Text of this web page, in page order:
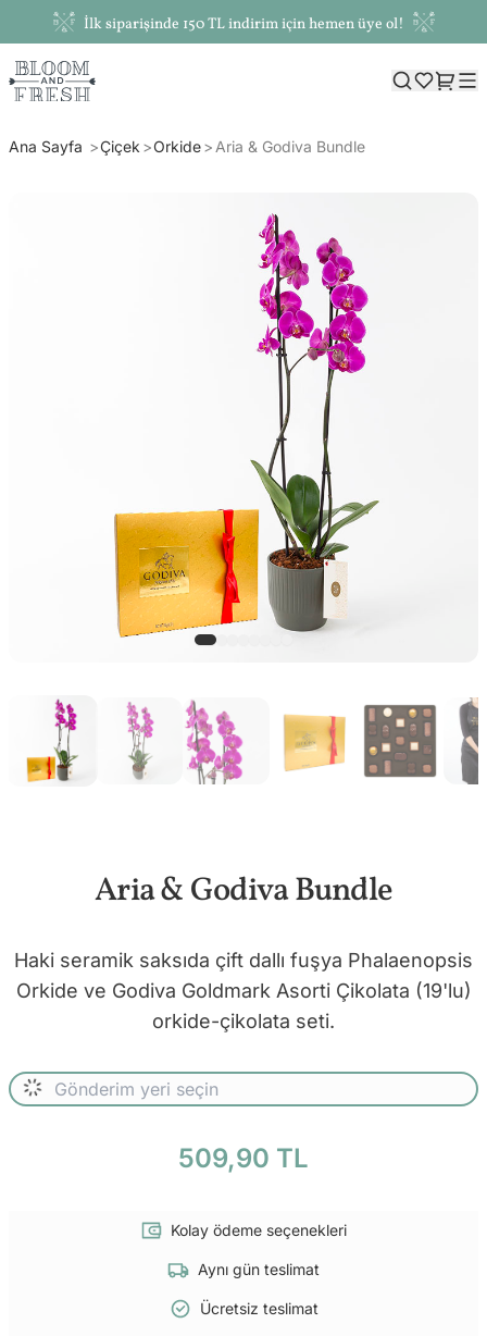
İlk siparişinde 150 TL indirim için hemen üye ol!
Ana Sayfa Çiçek Orkide Aria & Godiva Bundle
Aria & Godiva Bundle
Haki seramik saksıda çift dallı fuşya Phalaenopsis
Orkide ve Godiva Goldmark Asorti Çikolata (19'lu)
orkide-çikolata seti.
509,90 TL
Kolay ödeme seçenekleri
Aynı gün teslimat
Ücretsiz teslimat